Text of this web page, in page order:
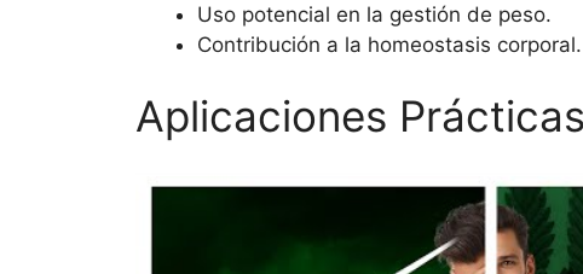
Uso potencial en la gestión de peso.
Contribución a la homeostasis corporal.
Aplicaciones